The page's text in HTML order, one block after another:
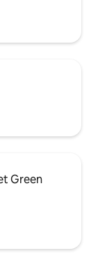
Green